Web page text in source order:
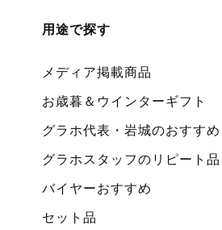
用途で探す
メディア掲載商品
お歳暮＆ウインターギフト
グラホ代表・岩城のおすすめ
グラホスタッフのリピート品
バイヤーおすすめ
セット品